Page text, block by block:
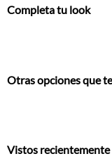
Completa tu look
Otras opciones que
Vistos recientemente